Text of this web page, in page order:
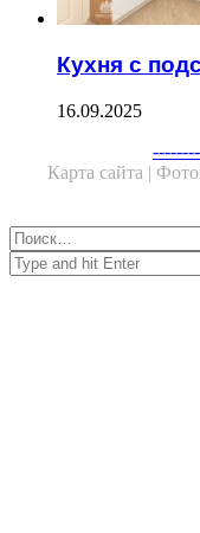
Кухня с
16.09.2025
Карта сайта |
Close
Найти:
Close